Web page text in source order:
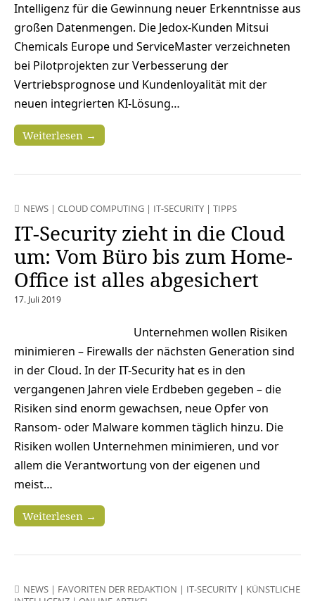
Intelligenz für die Gewinnung neuer Erkenntnisse aus
großen Datenmengen. Die Jedox-Kunden Mitsui
Chemicals Europe und ServiceMaster verzeichneten
bei Pilotprojekten zur Verbesserung der
Vertriebsprognose und Kundenloyalität mit der
neuen integrierten KI-Lösung…
Weiterlesen →
NEWS | CLOUD COMPUTING | IT-SECURITY | TIPPS
IT-Security zieht in die Cloud
um: Vom Büro bis zum Home-
Office ist alles abgesichert
17. Juli 2019
Unternehmen wollen Risiken
minimieren – Firewalls der nächsten Generation sind
in der Cloud. In der IT-Security hat es in den
vergangenen Jahren viele Erdbeben gegeben – die
Risiken sind enorm gewachsen, neue Opfer von
Ransom- oder Malware kommen täglich hinzu. Die
Risiken wollen Unternehmen minimieren, und vor
allem die Verantwortung von der eigenen und
meist…
Weiterlesen →
NEWS | FAVORITEN DER REDAKTION | IT-SECURITY | KÜNSTLICHE